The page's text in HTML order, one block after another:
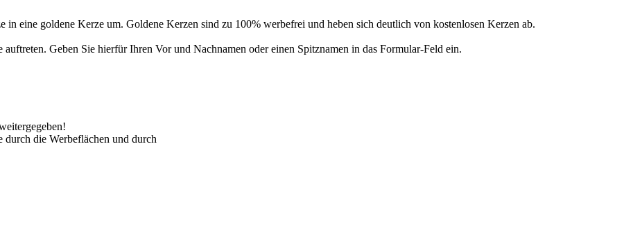
eine goldene Kerze um. Goldene Kerzen sind zu 100% werbefrei und heben sich deutlich von kostenlosen Kerzen ab.
Geben Sie hierfür Ihren Vor und Nachnamen oder einen Spitznamen in das Formular-Feld ein.
durch die Werbeflächen und durch